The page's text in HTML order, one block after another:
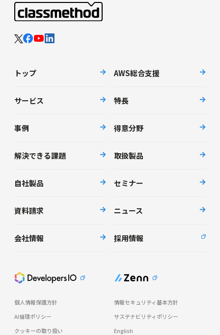
トップ AWS総合支援
サービス 特長
事例 得意分野
解決できる課題 取扱製品
自社製品 セミナー
資料請求 ニュース
会社情報 採用情報
個人情報保護方針
情報セキュリティ基本方針
AI倫理ポリシー
サステナビリティポリシー
クッキーの取り扱い
English